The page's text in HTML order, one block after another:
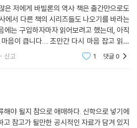
은 저에게 바빌론의 역사 책은 출간만으로도
에서 다른 책의 시리즈들도 나오기를 바라는
에는 구입하자마자 읽어보려고 했는데, 아직
음이 큽니다.... 조만간 다시 마음 잡고 읽어
흔치 않은 주제가 깊이 있게 다루어 지는 책
신고 1 댓글0
해야 될지 참으로 애매하다. 신학으로 넣기에
참고가 될만한 공시적인 자료가 담겨 있지